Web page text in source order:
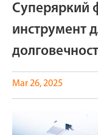
Суперяркий
инструмент
Mar 26, 2025